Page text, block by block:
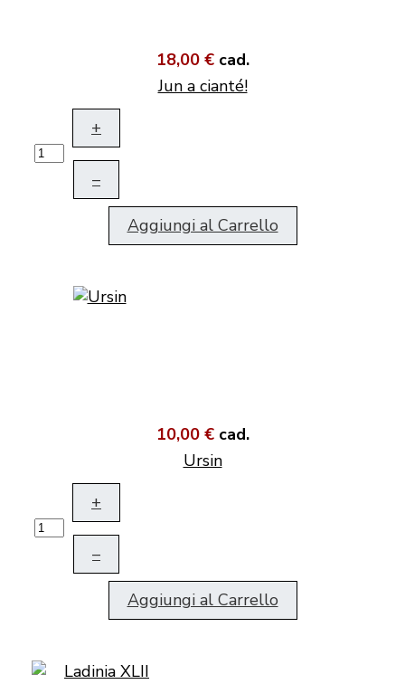
18,00 € cad.
Jun a cianté!
+
–
Aggiungi al Carrello
10,00 € cad.
Ursin
+
–
Aggiungi al Carrello